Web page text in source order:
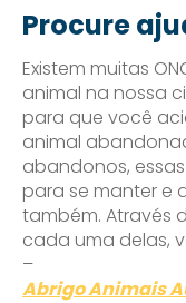
Procure
Existem muitas
animal na nossa
para que você
animal
abandonos,
para se manter e
também. Através
cada uma delas,
–
Abrigo Animais